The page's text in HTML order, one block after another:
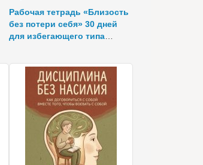
Рабочая тетрадь «Близость
без потери себя» 30 дней
для избегающего типа